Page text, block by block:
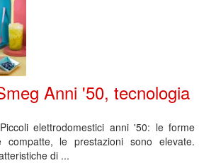
Anni '50, tecnologia
elettrodomestici anni '50: le forme
le prestazioni sono elevate.
di ...